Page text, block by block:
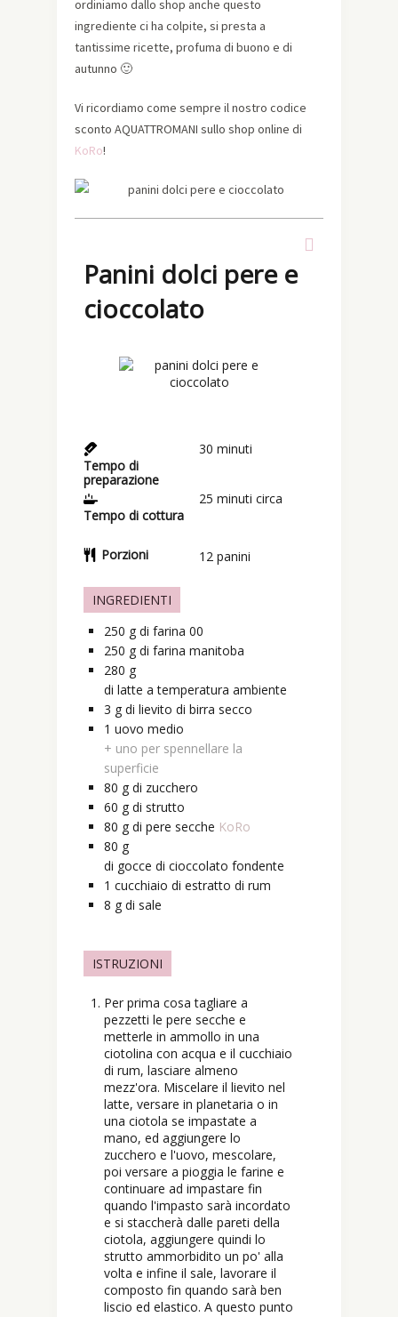
ordiniamo dallo shop anche questo
ingrediente ci ha colpite, si presta a
tantissime ricette, profuma di buono e di
autunno 🙂
Vi ricordiamo come sempre il nostro codice
sconto AQUATTROMANI sullo shop online di
KoRo!
Panini dolci pere e
cioccolato
Tempo di
preparazione
30 minuti
Tempo di cottura
25 minuti circa
Porzioni 12 panini
INGREDIENTI
250 g di farina 00
250 g di farina manitoba
280 g
di latte a temperatura ambiente
3 g di lievito di birra secco
1 uovo medio
+ uno per spennellare la
superficie
80 g di zucchero
60 g di strutto
80 g di pere secche KoRo
80 g
di gocce di cioccolato fondente
1 cucchiaio di estratto di rum
8 g di sale
ISTRUZIONI
Per prima cosa tagliare a
pezzetti le pere secche e
metterle in ammollo in una
ciotolina con acqua e il cucchiaio
di rum, lasciare almeno
mezz'ora. Miscelare il lievito nel
latte, versare in planetaria o in
una ciotola se impastate a
mano, ed aggiungere lo
zucchero e l'uovo, mescolare,
poi versare a pioggia le farine e
continuare ad impastare fin
quando l'impasto sarà incordato
e si staccherà dalle pareti della
ciotola, aggiungere quindi lo
strutto ammorbidito un po' alla
volta e infine il sale, lavorare il
composto fin quando sarà ben
liscio ed elastico. A questo punto